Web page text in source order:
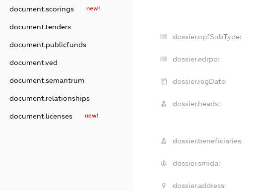
document.scorings new!
document.tenders
document.publicfunds
document.ved
document.semantrum
document.relationships
document.licenses new!
dossier.opfSubType:
dossier.edrpo:
dossier.regDate:
dossier.heads:
dossier.beneficiaries:
dossier.smida:
dossier.address: